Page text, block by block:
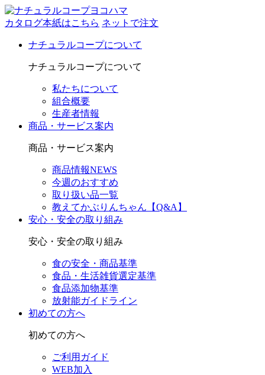
カタログ本紙はこちら ネットで注文
ナチュラルコープについて
ナチュラルコープについて
私たちについて
組合概要
生産者情報
商品・サービス案内
商品・サービス案内
商品情報NEWS
今週のおすすめ
取り扱い品一覧
教えてかぶりんちゃん【Q&A】
安心・安全の取り組み
安心・安全の取り組み
食の安全・商品基準
食品・生活雑貨選定基準
食品添加物基準
放射能ガイドライン
初めての方へ
初めての方へ
ご利用ガイド
WEB加入